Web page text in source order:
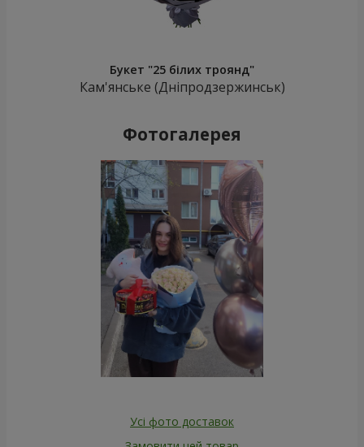
Букет "25 білих троянд"
Кам'янське (Дніпродзержинськ)
Фотогалерея
Усі фото доставок